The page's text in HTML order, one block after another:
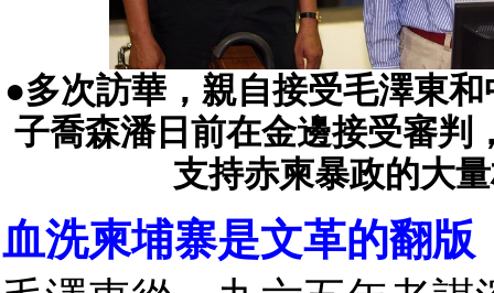
●多次訪華，親自接受毛澤東
子喬森潘日前在金邊接受審判
支持赤柬暴政的大
血洗柬埔寨是文革的翻版